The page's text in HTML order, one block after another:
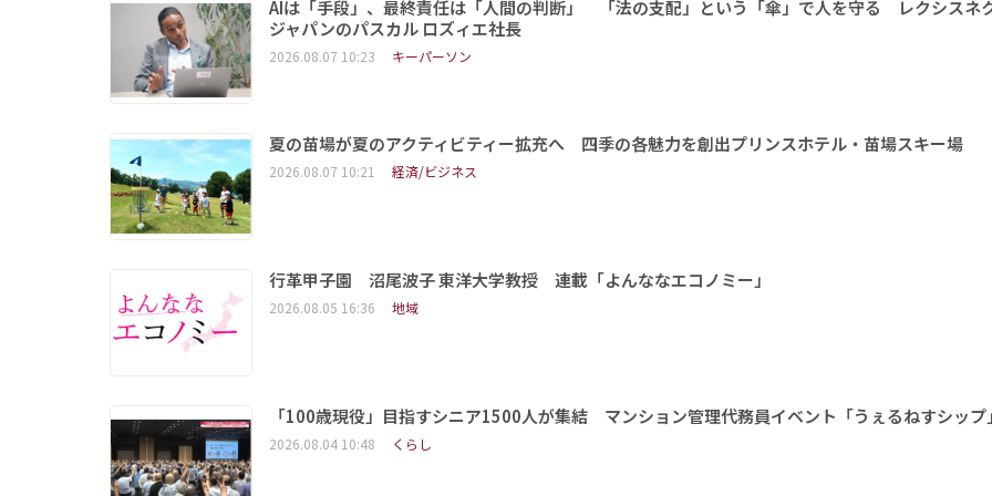
AIは「手段」、最終責任は「人間の判断」 「法の支配」という「傘」で人を守る レクシスネ
ジャパンのパスカル ロズィエ社長
2026.08.07 10:23 キーパーソン
夏の苗場が夏のアクティビティー拡充へ 四季の各魅力を創出プリンスホテル・苗場スキー場
2026.08.07 10:21 経済/ビジネス
行革甲子園 沼尾波子 東洋大学教授 連載「よんななエコノミー」
2026.08.05 16:36 地域
「100歳現役」目指すシニア1500人が集結 マンション管理代務員イベント「うぇるねすシップ」
2026.08.04 10:48 くらし